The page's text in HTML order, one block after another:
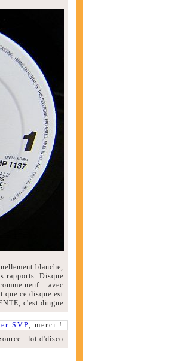
blanche,
rapports. Disque
neuf – avec
que ce disque est
c'est dingue
SVP, merci !
: lot d'disco